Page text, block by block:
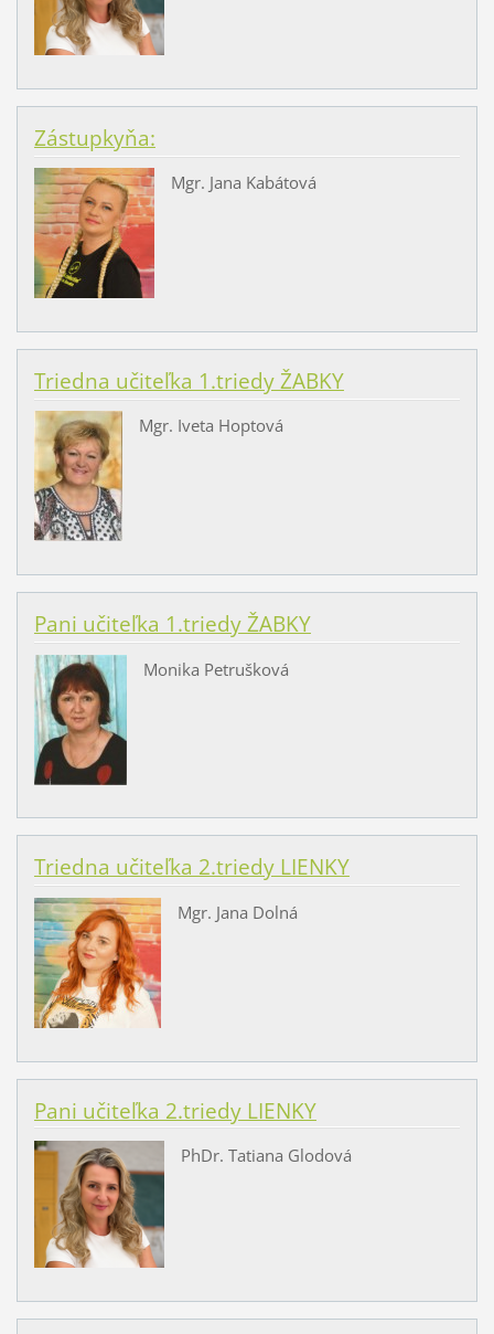
Zástupkyňa:
Mgr. Jana Kabátová
Triedna učiteľka 1.triedy ŽABKY
Mgr. Iveta Hoptová
Pani učiteľka 1.triedy ŽABKY
Monika Petrušková
Triedna učiteľka 2.triedy LIENKY
Mgr. Jana Dolná
Pani učiteľka 2.triedy LIENKY
PhDr. Tatiana Glodová